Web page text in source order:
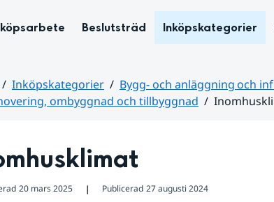
Beslutsträd Inköpskategorier
Inköpskategorier
Bygg- och anläggning och
ombyggnad och tillbyggnad
20 mars 2025 ❘ Publicerad 27 augusti 2024